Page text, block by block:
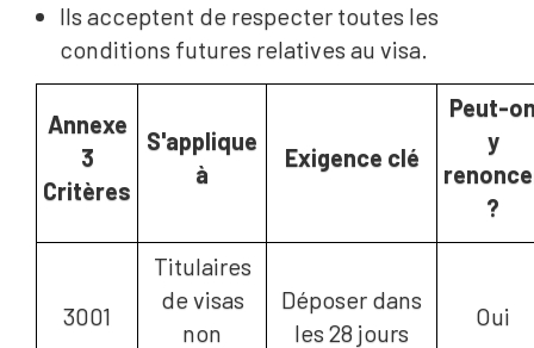
Ils acceptent de respecter toutes les
conditions futures relatives au visa.
Annexe
3
Critères
S'applique
à
Exigence clé
Peut-
y
?
3001
Titulaires
de visas
non
Déposer dans
les 28 jours
Oui